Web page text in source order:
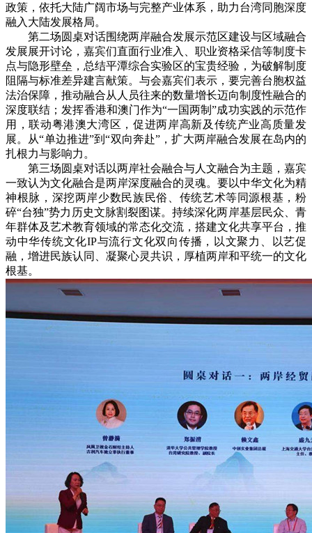
政策，依托大陆广阔市场与完整产业体系，助力台湾同胞深度
融入大陆发展格局。
第二场圆桌对话围绕两岸融合发展示范区建设与区域融合
发展展开讨论，嘉宾们直面行业准入、职业资格采信等制度卡
点与隐形壁垒，总结平潭综合实验区的宝贵经验，为破解制度
阻隔与标准差异建言献策。与会嘉宾们表示，要完善台胞权益
法治保障，推动融合从人员往来的数量增长迈向制度性融合的
深度联结；发挥香港和澳门作为“一国两制”成功实践的示范作
用，联动粤港澳大湾区，促进两岸高新及传统产业高质量发
展。从“单边推进”到“双向奔赴”，扩大两岸融合发展在岛内的
扎根力与影响力。
第三场圆桌对话以两岸社会融合与人文融合为主题，嘉宾
一致认为文化融合是两岸深度融合的灵魂。要以中华文化为精
神根脉，深挖两岸少数民族民俗、传统艺术等同源根基，粉
碎“台独”势力历史文脉割裂图谋。持续深化两岸基层民众、青
年群体及艺术教育领域的常态化交流，搭建文化共享平台，推
动中华传统文化IP与流行文化双向传播，以文聚力、以艺促
融，增进民族认同、凝聚心灵共识，厚植两岸和平统一的文化
根基。